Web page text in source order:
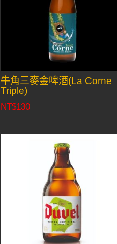
牛角三麥金啤酒(La Corne
Triple)
NT$130